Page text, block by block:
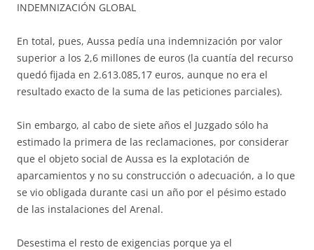
INDEMNIZACIÓN GLOBAL
En total, pues, Aussa pedía una indemnización por valor
superior a los 2,6 millones de euros (la cuantía del recurso
quedó fijada en 2.613.085,17 euros, aunque no era el
resultado exacto de la suma de las peticiones parciales).
Sin embargo, al cabo de siete años el Juzgado sólo ha
estimado la primera de las reclamaciones, por considerar
que el objeto social de Aussa es la explotación de
aparcamientos y no su construcción o adecuación, a lo que
se vio obligada durante casi un año por el pésimo estado
de las instalaciones del Arenal.
Desestima el resto de exigencias porque ya el